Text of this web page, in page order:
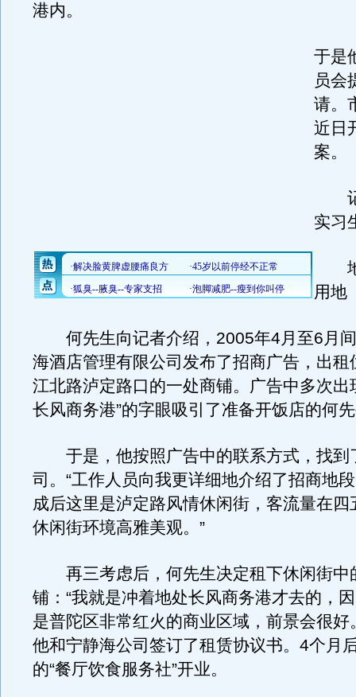
港内。
于是
员会
请。
近日
案。
记
实习
地
用地
何先生向记者介绍，2005年4月至6月
海酒店管理有限公司发布了招商广告，出租
江北路泸定路口的一处商铺。广告中多次出
长风商务港”的字眼吸引了准备开饭店的何
于是，他按照广告中的联系方式，找到
司。“工作人员向我更详细地介绍了招商地
成后这里是泸定路风情休闲街，客流量在四
休闲街环境高雅美观。”
再三考虑后，何先生决定租下休闲街中
铺：“我就是冲着地处长风商务港才去的，
是普陀区非常红火的商业区域，前景会很好
他和宁静海公司签订了租赁协议书。4个月
的“餐厅饮食服务社”开业。